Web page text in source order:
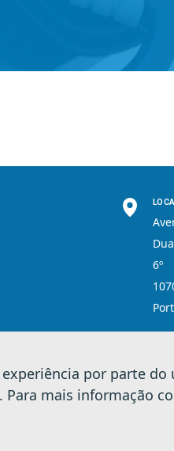
6º
e Cookies
por parte do
mais informação